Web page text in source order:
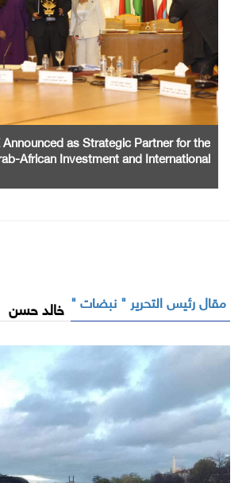
Announced as Strategic Partner for the
African Investment and International
مقال رئيس التحرير " نبضات " خالد حسن